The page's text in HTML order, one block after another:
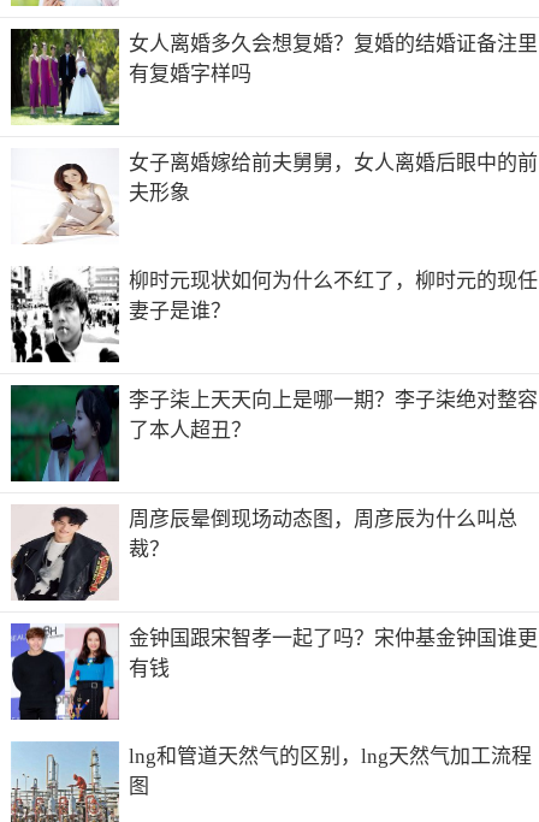
女人离婚多久会想复婚？复婚的结婚证备注里
有复婚字样吗
女子离婚嫁给前夫舅舅，女人离婚后眼中的前
夫形象
柳时元现状如何为什么不红了，柳时元的现任
妻子是谁？
李子柒上天天向上是哪一期？李子柒绝对整容
了本人超丑？
周彦辰晕倒现场动态图，周彦辰为什么叫总
裁？
金钟国跟宋智孝一起了吗？宋仲基金钟国谁更
有钱
lng和管道天然气的区别，lng天然气加工流程
图